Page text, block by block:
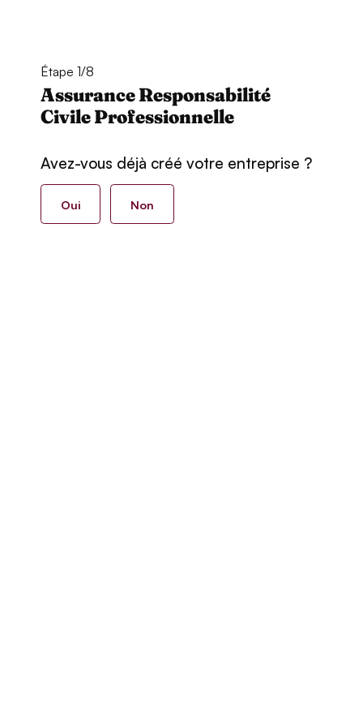
Étape 1/8
Assurance Responsabilité
Civile Professionnelle
Avez-vous déjà créé votre entreprise ?
Oui Non